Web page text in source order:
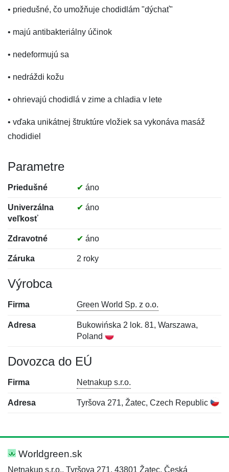
• priedušné, čo umožňuje chodidlám "dýchať"
• majú antibakteriálny účinok
• nedeformujú sa
• nedráždi kožu
• ohrievajú chodidlá v zime a chladia v lete
• vďaka unikátnej štruktúre vložiek sa vykonáva masáž
chodidiel
Parametre
Priedušné ✔ áno
Univerzálna
veľkosť
✔ áno
Zdravotné ✔ áno
Záruka 2 roky
Výrobca
Firma Green World Sp. z o.o.
Adresa
Bukowińska 2 lok. 81, Warszawa,
Poland
Dovozca do EÚ
Firma Netnakup s.r.o.
Adresa Tyršova 271, Žatec, Czech Republic
Hodnotenie:
Meno:
Worldgreen.sk
Netnakup s.r.o., Tyršova 271, 43801 Žatec, Česká